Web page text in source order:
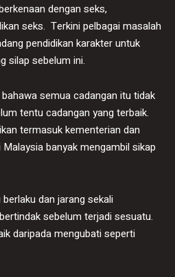
dengan seks,
seks. Terkini pelbagai masalah
pendidikan karakter untuk
silap sebelum ini.
semua cadangan itu tidak
tentu cadangan yang terbaik.
termasuk kementerian dan
banyak mengambil sikap
dan jarang sekali
sebelum terjadi sesuatu.
daripada mengubati seperti